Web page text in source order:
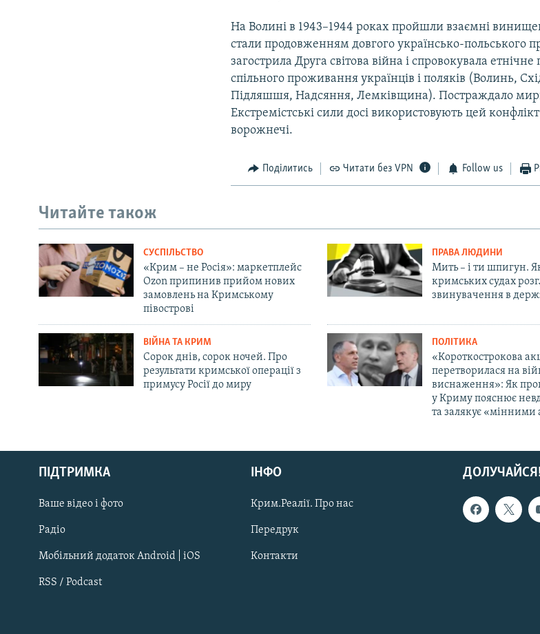
Русский
Qırımtatar
ДОЛУЧАЙСЯ!
На Волині в 1943–1944 роках пройшли взаємні
стали продовженням довгого українсько-польського
загострила Друга світова війна і спровокувала
спільного проживання українців і поляків (Волинь,
Підляшшя, Надсяння, Лемківщина). Постраждало
Екстремістські сили досі використовують цей
ворожнечі.
Поділитись Читати без VPN Follow us
Читайте також
СУСПІЛЬСТВО
«Крим – не Росія»: маркетплейс
Ozon припинив прийом нових
замовлень на Кримському
півострові
ПРАВА ЛЮДИНИ
Мить – і ти шпигун.
кримських судах
звинувачення в
ВІЙНА ТА КРИМ
Сорок днів, сорок ночей. Про
результати кримської операції з
примусу Росії до миру
ПОЛІТИКА
«Короткострокова
перетворилася на
виснаження»: Як
у Криму пояснює
та залякує «мінними
ДОЛУЧАЙСЯ!
ПІДТРИМКА
Ваше відео і фото
Радіо
Мобільний додаток Android | iOS
RSS / Podcast
ІНФО
Крим.Реалії. Про нас
Передрук
Контакти